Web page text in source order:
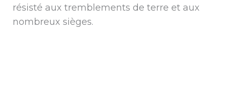
résisté aux tremblements de terre et aux
nombreux sièges.